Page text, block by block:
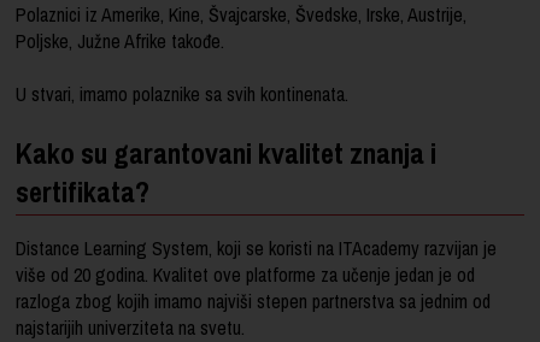
Polaznici iz Amerike, Kine, Švajcarske, Švedske, Irske, Austrije,
Poljske, Južne Afrike takođe.
U stvari, imamo polaznike sa svih kontinenata.
Kako su garantovani kvalitet znanja i
sertifikata?
Distance Learning System, koji se koristi na ITAcademy razvijan je
više od 20 godina. Kvalitet ove platforme za učenje jedan je od
razloga zbog kojih imamo najviši stepen partnerstva sa jednim od
najstarijih univerziteta na svetu.